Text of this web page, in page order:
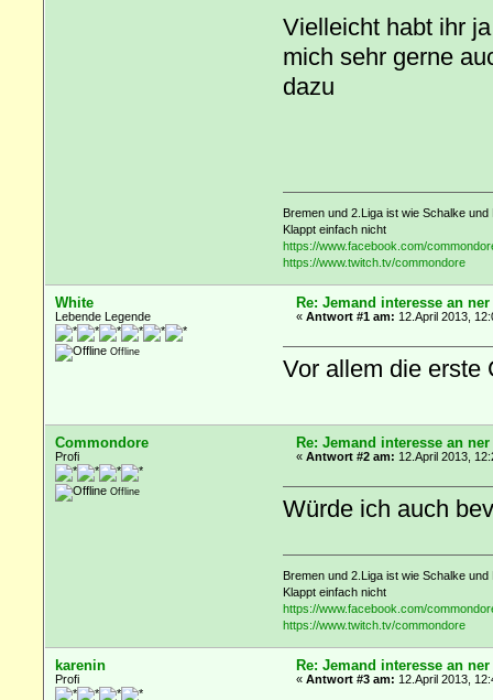
Vielleicht habt ihr
mich sehr gerne
dazu
Bremen und 2.Liga ist wie Schalke
Klappt einfach nicht
https://www.facebook.com/
https://www.twitch.tv/commondore
White
Lebende Legende
Offline
Re: Jemand interesse an
«Antwort #1 am: 12.April 2013,
Vor allem die erste
Commondore
Profi
Offline
Re: Jemand interesse an
«Antwort #2 am: 12.April 2013,
Würde ich auch
Bremen und 2.Liga ist wie Schalke
Klappt einfach nicht
https://www.facebook.com/
https://www.twitch.tv/commondore
karenin
Profi
Re: Jemand interesse an
«Antwort #3 am: 12.April 2013,